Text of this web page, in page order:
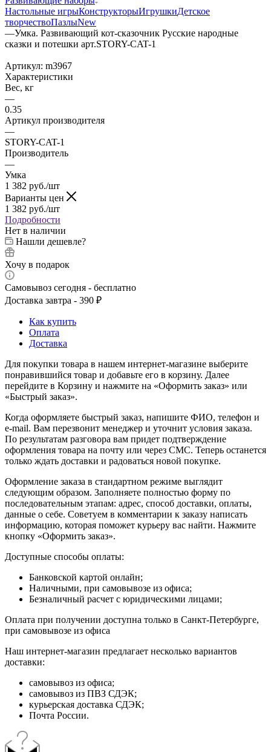
Настольные игрыКонструкторыИгрушкиДетское
творчествоПазлыNew
—Умка. Развивающий кот-сказочник Русские народные
сказки и потешки арт.STORY-CAT-1
Артикул: m3967
Характеристики
Вес, кг
—
0.35
Артикул производителя
—
STORY-CAT-1
Производитель
—
Умка
1 382 руб./шт
Варианты цен
1 382 руб./шт
Подробности
Нет в наличии
Нашли дешевле?
Хочу в подарок
Самовывоз сегодня - бесплатно
Доставка завтра - 390 ₽
Как купить
Оплата
Доставка
Для покупки товара в нашем интернет-магазине выберите
понравившийся товар и добавьте его в корзину. Далее
перейдите в Корзину и нажмите на «Оформить заказ» или
«Быстрый заказ».
Когда оформляете быстрый заказ, напишите ФИО, телефон и
e-mail. Вам перезвонит менеджер и уточнит условия заказа.
По результатам разговора вам придет подтверждение
оформления товара на почту или через СМС. Теперь останется
только ждать доставки и радоваться новой покупке.
Оформление заказа в стандартном режиме выглядит
следующим образом. Заполняете полностью форму по
последовательным этапам: адрес, способ доставки, оплаты,
данные о себе. Советуем в комментарии к заказу написать
информацию, которая поможет курьеру вас найти. Нажмите
кнопку «Оформить заказ».
Доступные способы оплаты:
Банковской картой онлайн;
Наличными, при самовывозе из офиса;
Безналичный расчет с юридическими лицами;
Оплата при получении доступна только в Санкт-Петербурге,
при самовывозе из офиса
Наш интернет-магазин предлагает несколько вариантов
доставки:
самовывоз из офиса;
самовывоз из ПВЗ СДЭК;
курьерская доставка СДЭК;
Почта России.